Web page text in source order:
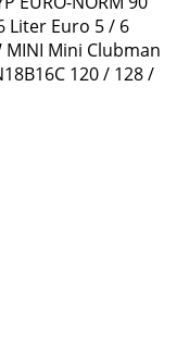
Euro 5 / 6
MINI Mini Clubman
120 / 128 /